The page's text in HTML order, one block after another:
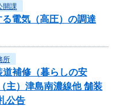
開課
電気（高圧）の調達
所
補修（暮らしの安
主）津島南濃線他 舗装
公告